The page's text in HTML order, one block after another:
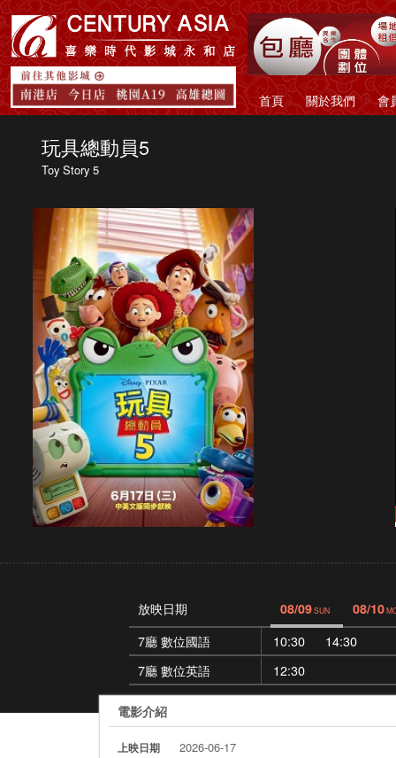
首頁 關於我們 會
玩具總動員5
Toy Story 5
放映日期 08/09SUN 08/10
7廳 數位國語 10:30
14:30
7廳 數位英語
12:30
電影介紹
上映日期 2026-06-17